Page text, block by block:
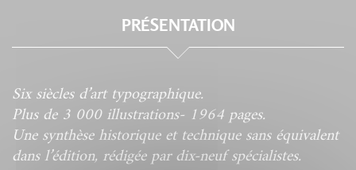
PRÉSENTATION
Six siècles d’art typographique.
Plus de 3 000 illustrations- 1964 pages.
Une synthèse historique et technique sans équivalent
dans l’édition, rédigée par dix-neuf spécialistes.